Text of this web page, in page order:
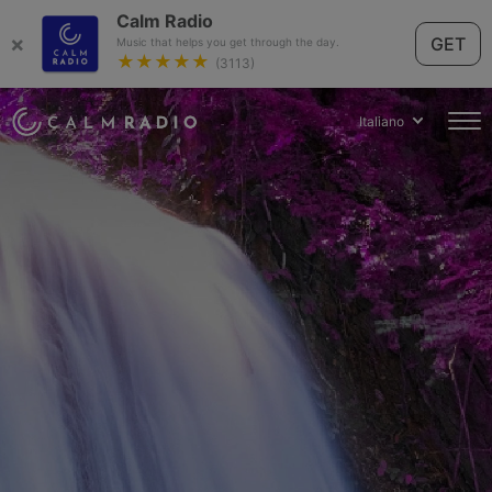
×
Calm Radio
Music that helps you get through the day.
★★★★★ (3113)
GET
Italiano